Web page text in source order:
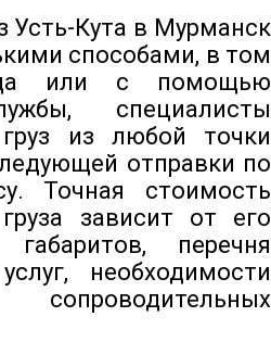
Усть-Кута в Мурманск
способами, в том
или с помощью
специалисты
из любой точки
отправки по
Точная стоимость
зависит от его
перечня
необходимости